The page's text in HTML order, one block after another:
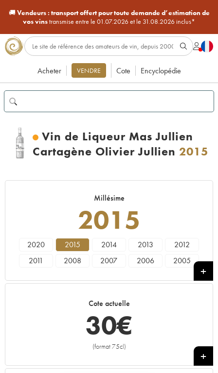
🚚Vendeurs : transport offert pour toute demande d’estimation de
vos vinstransmise entre le 01.07.2026 et le 31.08.2026 inclus*
Acheter VENDRE Cote Encyclopédie
Vin de Liqueur Mas Jullien
Cartagène Olivier Jullien 2015
Millésime
2015
2020 2015 2014 2013
2012
2011
2008 2007 2006
2005
Cote actuelle
30€
(format 75cl)
+